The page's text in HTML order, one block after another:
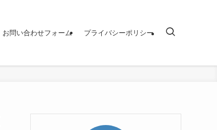
お問い合わせフォーム プライバシーポリシー